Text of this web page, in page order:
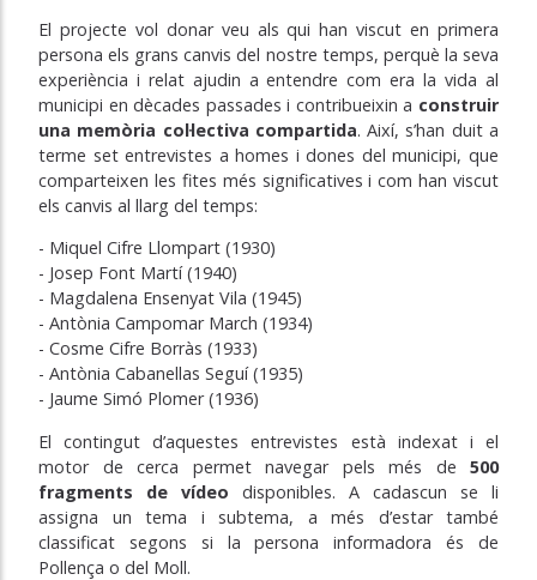
El projecte vol donar veu als qui han viscut en primera
persona els grans canvis del nostre temps, perquè la seva
experiència i relat ajudin a entendre com era la vida al
municipi en dècades passades i contribueixin a construir
una memòria col·lectiva compartida. Així, s’han duit a
terme set entrevistes a homes i dones del municipi, que
comparteixen les fites més significatives i com han viscut
els canvis al llarg del temps:
- Miquel Cifre Llompart (1930)
- Josep Font Martí (1940)
- Magdalena Ensenyat Vila (1945)
- Antònia Campomar March (1934)
- Cosme Cifre Borràs (1933)
- Antònia Cabanellas Seguí (1935)
- Jaume Simó Plomer (1936)
El contingut d’aquestes entrevistes està indexat i el
motor de cerca permet navegar pels més de 500
fragments de vídeo disponibles. A cadascun se li
assigna un tema i subtema, a més d’estar també
classificat segons si la persona informadora és de
Pollença o del Moll.